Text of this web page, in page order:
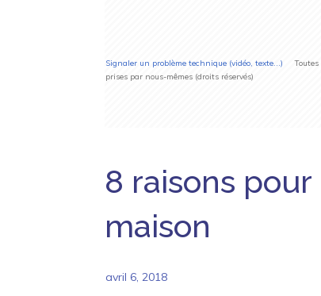
Signaler un problème technique (vidéo, texte...)
Toutes
prises par nous-mêmes (droits réservés)
8 raisons pour
maison
avril 6, 2018